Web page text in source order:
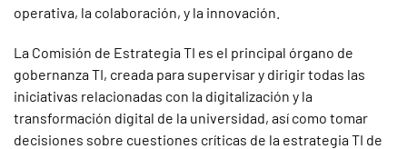
operativa, la colaboración, y la innovación.
La Comisión de Estrategia TI es el principal órgano de
gobernanza TI, creada para supervisar y dirigir todas las
iniciativas relacionadas con la digitalización y la
transformación digital de la universidad, así como tomar
decisiones sobre cuestiones críticas de la estrategia TI de